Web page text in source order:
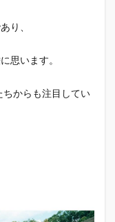
り、
思います。
からも注目してい